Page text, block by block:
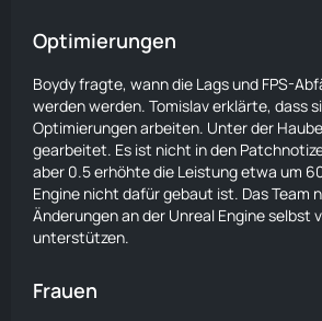
Optimierungen
Boydy fragte, wann die Lags und FPS-
werden werden. Tomislav erklärte, dass
Optimierungen arbeiten. Unter der
gearbeitet. Es ist nicht in den
aber 0.5 erhöhte die Leistung etwa um
Engine nicht dafür gebaut ist. Das Team
Änderungen an der Unreal Engine selbst
unterstützen.
Frauen